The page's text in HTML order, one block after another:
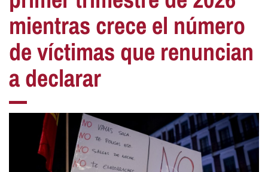
mientras crece el número
de víctimas que renuncian
a declarar